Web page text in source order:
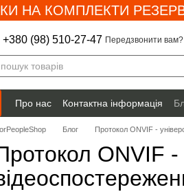
НА КОМПЛЕКТИ
+380 (98) 510-27-47 Передзвонити вам?
Про нас Контактна інформація
Гарантія
Блог Протокол ONVIF -
ONVIF